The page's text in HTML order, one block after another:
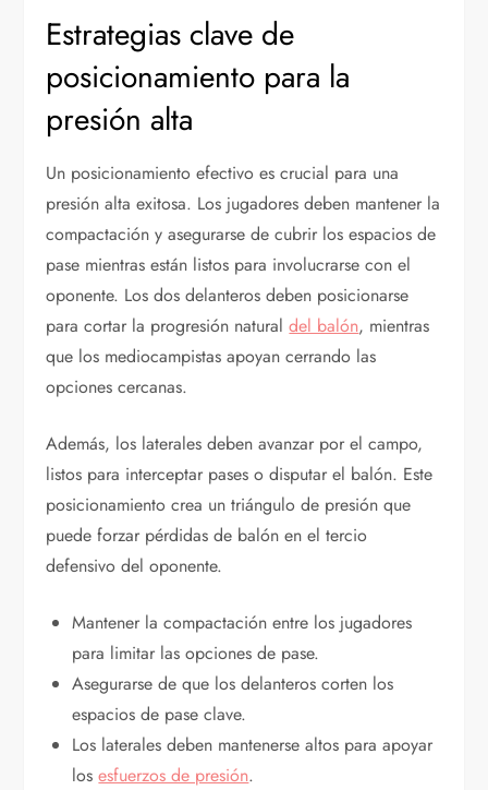
Estrategias clave de
posicionamiento para la
presión alta
Un posicionamiento efectivo es crucial para una
presión alta exitosa. Los jugadores deben mantener la
compactación y asegurarse de cubrir los espacios de
pase mientras están listos para involucrarse con el
oponente. Los dos delanteros deben posicionarse
para cortar la progresión naturaldel balón, mientras
que los mediocampistas apoyan cerrando las
opciones cercanas.
Además, los laterales deben avanzar por el campo,
listos para interceptar pases o disputar el balón. Este
posicionamiento crea un triángulo de presión que
puede forzar pérdidas de balón en el tercio
defensivo del oponente.
Mantener la compactación entre los jugadores
para limitar las opciones de pase.
Asegurarse de que los delanteros corten los
espacios de pase clave.
Los laterales deben mantenerse altos para apoyar
losesfuerzos de presión.